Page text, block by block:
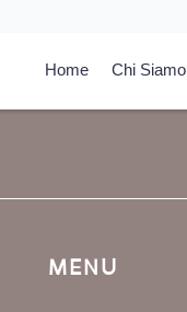
Home Chi Siamo
MENU